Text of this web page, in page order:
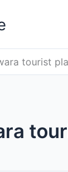
tourist